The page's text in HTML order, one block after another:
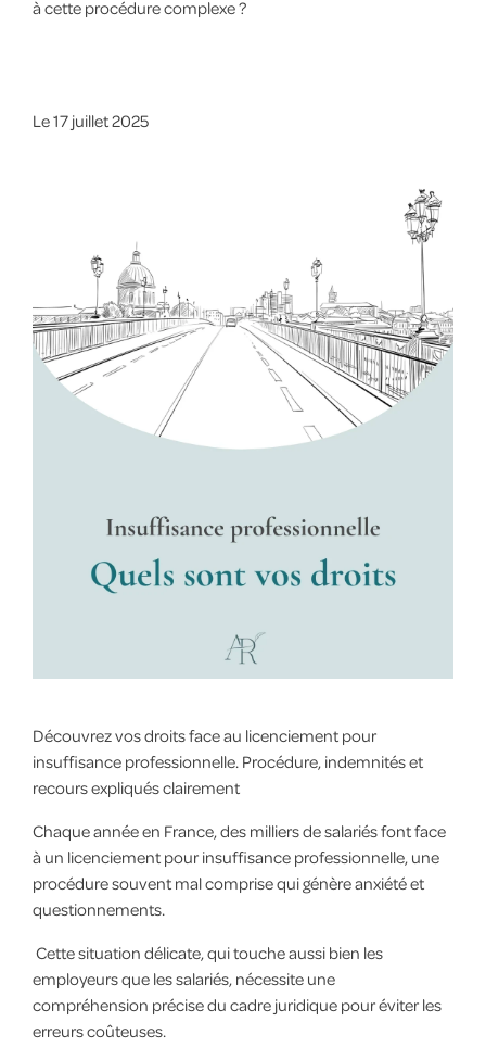
à cette procédure complexe ?
Le17 juillet 2025
Découvrez vos droits face au licenciement pour
insuffisance professionnelle. Procédure, indemnités et
recours expliqués clairement
Chaque année en France, des milliers de salariés font face
à un licenciement pour insuffisance professionnelle, une
procédure souvent mal comprise qui génère anxiété et
questionnements.
Cette situation délicate, qui touche aussi bien les
employeurs que les salariés, nécessite une
compréhension précise du cadre juridique pour éviter les
erreurs coûteuses.